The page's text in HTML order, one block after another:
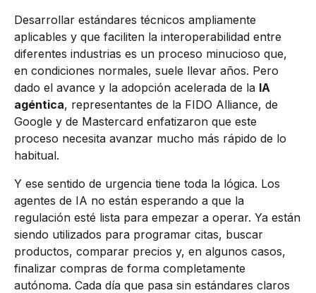
Desarrollar estándares técnicos ampliamente
aplicables y que faciliten la interoperabilidad entre
diferentes industrias es un proceso minucioso que,
en condiciones normales, suele llevar años. Pero
dado el avance y la adopción acelerada de la IA
agéntica, representantes de la FIDO Alliance, de
Google y de Mastercard enfatizaron que este
proceso necesita avanzar mucho más rápido de lo
habitual.
Y ese sentido de urgencia tiene toda la lógica. Los
agentes de IA no están esperando a que la
regulación esté lista para empezar a operar. Ya están
siendo utilizados para programar citas, buscar
productos, comparar precios y, en algunos casos,
finalizar compras de forma completamente
autónoma. Cada día que pasa sin estándares claros